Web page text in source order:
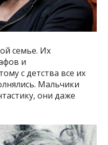
семье. Их
и
с детства все их
Мальчики
они даже